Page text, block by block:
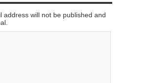
address will not be published and